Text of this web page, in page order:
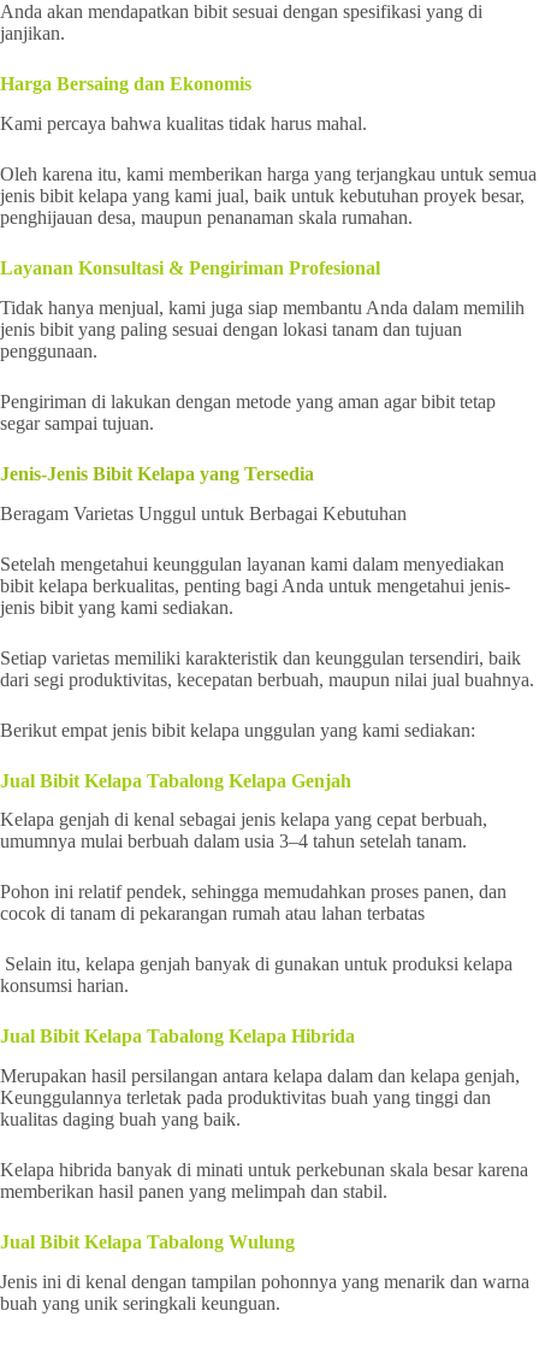
Anda akan mendapatkan bibit sesuai dengan spesifikasi yang di
janjikan.
Harga Bersaing dan Ekonomis
Kami percaya bahwa kualitas tidak harus mahal.
Oleh karena itu, kami memberikan harga yang terjangkau untuk semua
jenis bibit kelapa yang kami jual, baik untuk kebutuhan proyek besar,
penghijauan desa, maupun penanaman skala rumahan.
Layanan Konsultasi & Pengiriman Profesional
Tidak hanya menjual, kami juga siap membantu Anda dalam memilih
jenis bibit yang paling sesuai dengan lokasi tanam dan tujuan
penggunaan.
Pengiriman di lakukan dengan metode yang aman agar bibit tetap
segar sampai tujuan.
Jenis-Jenis Bibit Kelapa yang Tersedia
Beragam Varietas Unggul untuk Berbagai Kebutuhan
Setelah mengetahui keunggulan layanan kami dalam menyediakan
bibit kelapa berkualitas, penting bagi Anda untuk mengetahui jenis-
jenis bibit yang kami sediakan.
Setiap varietas memiliki karakteristik dan keunggulan tersendiri, baik
dari segi produktivitas, kecepatan berbuah, maupun nilai jual buahnya.
Berikut empat jenis bibit kelapa unggulan yang kami sediakan:
Jual Bibit Kelapa Tabalong Kelapa Genjah
Kelapa genjah di kenal sebagai jenis kelapa yang cepat berbuah,
umumnya mulai berbuah dalam usia 3–4 tahun setelah tanam.
Pohon ini relatif pendek, sehingga memudahkan proses panen, dan
cocok di tanam di pekarangan rumah atau lahan terbatas
Selain itu, kelapa genjah banyak di gunakan untuk produksi kelapa
konsumsi harian.
Jual Bibit Kelapa Tabalong Kelapa Hibrida
Merupakan hasil persilangan antara kelapa dalam dan kelapa genjah,
Keunggulannya terletak pada produktivitas buah yang tinggi dan
kualitas daging buah yang baik.
Kelapa hibrida banyak di minati untuk perkebunan skala besar karena
memberikan hasil panen yang melimpah dan stabil.
Jual Bibit Kelapa Tabalong Wulung
Jenis ini di kenal dengan tampilan pohonnya yang menarik dan warna
buah yang unik seringkali keunguan.